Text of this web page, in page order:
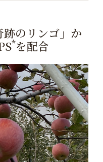
のリンゴ」か
*を配合